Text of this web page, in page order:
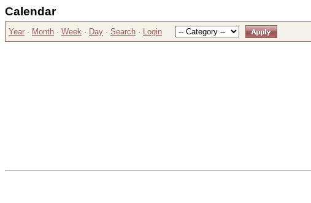
Calendar
Year · Month · Week · Day · Search · Login